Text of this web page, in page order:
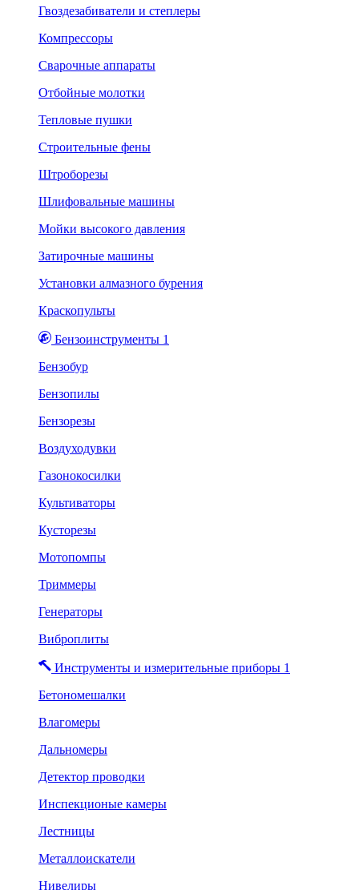
Гвоздезабиватели и степлеры
Компрессоры
Сварочные аппараты
Отбойные молотки
Тепловые пушки
Строительные фены
Штроборезы
Шлифовальные машины
Мойки высокого давления
Затирочные машины
Установки алмазного бурения
Краскопульты
Бензоинструменты 1
Бензобур
Бензопилы
Бензорезы
Воздуходувки
Газонокосилки
Культиваторы
Кусторезы
Мотопомпы
Триммеры
Генераторы
Виброплиты
Инструменты и измерительные приборы 1
Бетономешалки
Влагомеры
Дальномеры
Детектор проводки
Инспекционые камеры
Лестницы
Металлоискатели
Нивелиры